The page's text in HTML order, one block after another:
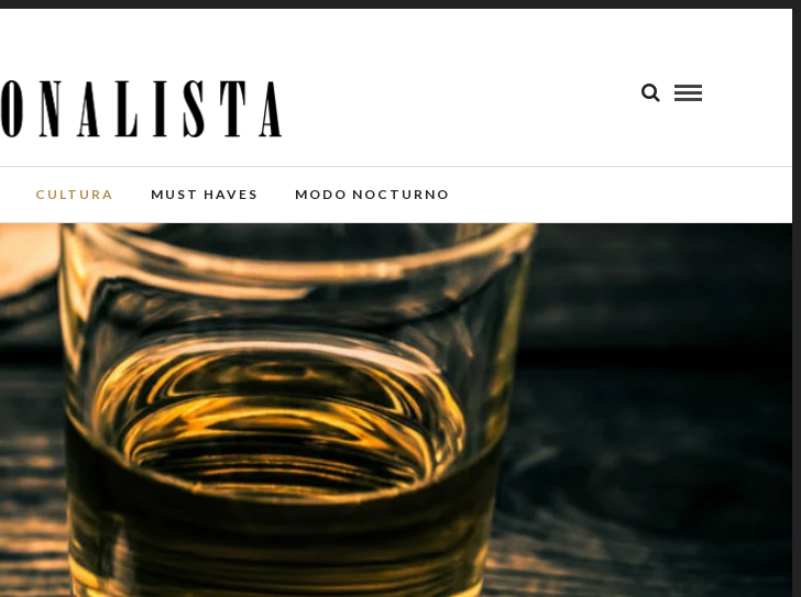
CULTURA MUST HAVES MODO NOCTURNO